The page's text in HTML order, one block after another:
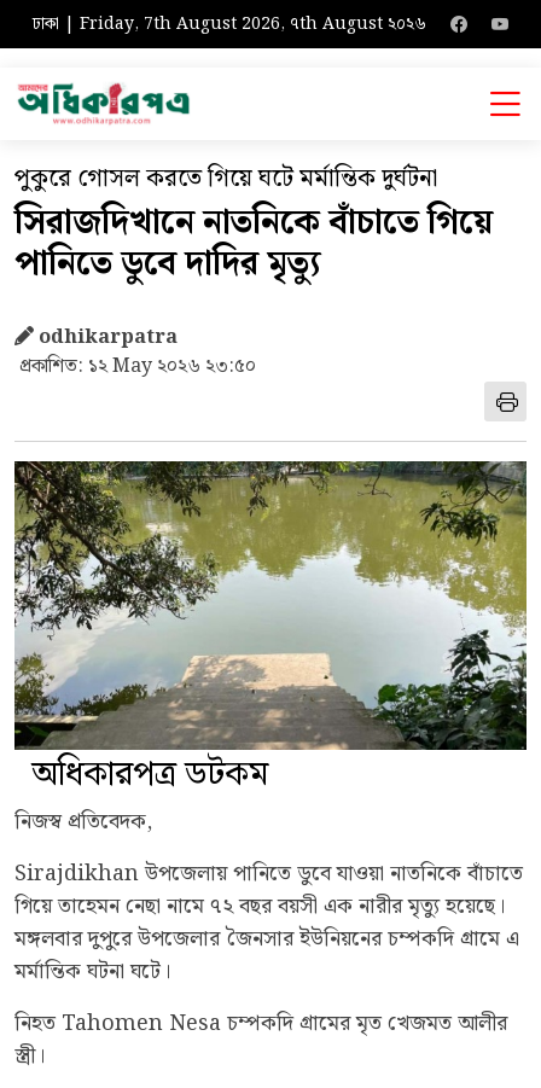
ঢাকা | Friday, 7th August 2026, ৭th August ২০২৬
পুকুরে গোসল করতে গিয়ে ঘটে মর্মান্তিক দুর্ঘটনা
সিরাজদিখানে নাতনিকে বাঁচাতে গিয়ে
পানিতে ডুবে দাদির মৃত্যু
odhikarpatra
প্রকাশিত: ১২ May ২০২৬ ২৩:৫০
অধিকারপত্র ডটকম
নিজস্ব প্রতিবেদক,
Sirajdikhan উপজেলায় পানিতে ডুবে যাওয়া নাতনিকে বাঁচাতে
গিয়ে তাহেমন নেছা নামে ৭২ বছর বয়সী এক নারীর মৃত্যু হয়েছে।
মঙ্গলবার দুপুরে উপজেলার জৈনসার ইউনিয়নের চম্পকদি গ্রামে এ
মর্মান্তিক ঘটনা ঘটে।
নিহত Tahomen Nesa চম্পকদি গ্রামের মৃত খেজমত আলীর
স্ত্রী।